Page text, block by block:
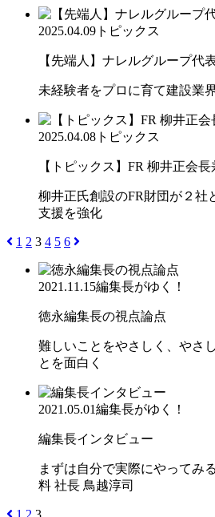
2025.04.09 トピックス
【先端人】ナレルグループ
未経験者をプロに育て建設業
2025.04.08 トピックス
【トピックス】FR 柳井正会
柳井正氏創設のFR財団が２社
支援を強化
1 2 3 4 5 6
2021.11.15編集長がゆく！
徳永編集長の視点論点
難しいことをやさしく、やさ
とを面白く
2021.05.01編集長がゆく！
編集長インタビュー
まずは自分で実際にやって
料 社長 鳥越淳司
1 2 3